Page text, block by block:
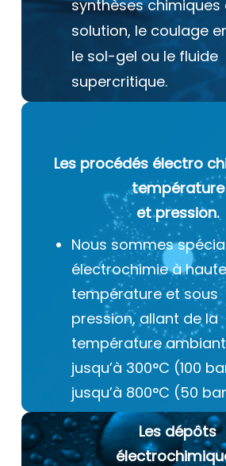
synthèses chimiques
solution, le coulage
le sol-gel ou le fluide
supercritique.
Les procédés électro
température
et pression.
Nous sommes
électrochimie à haute
température et sous
pression, allant de la
température
jusqu’à 300°C (100
jusqu’à 800°C (50
Les dépôts